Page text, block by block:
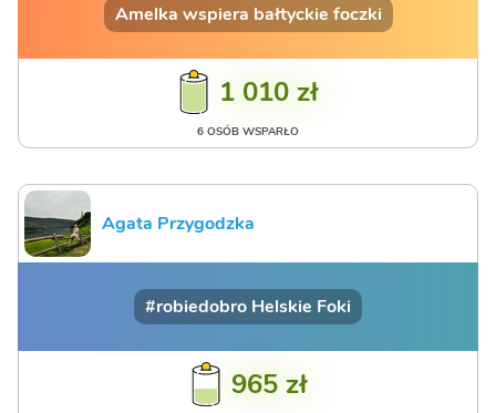
Amelka wspiera bałtyckie foczki
1 010 zł
6 OSÓB WSPARŁO
Agata Przygodzka
#robiedobro Helskie Foki
965 zł